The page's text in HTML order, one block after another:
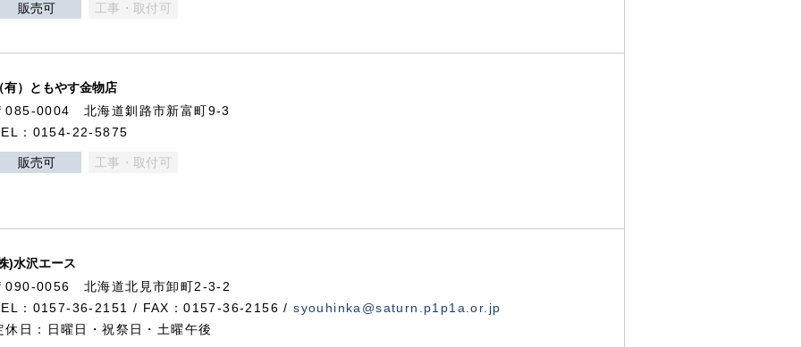
販売可 工事・取付可
有）ともやす金物店
085-0004 北海道釧路市新富町9-3
：0154-22-5875
販売可 工事・取付可
)水沢エース
090-0056 北海道北見市卸町2-3-2
：0157-36-2151 / FAX：0157-36-2156 /syouhinka@saturn.p1p1a.or.jp
休日：日曜日・祝祭日・土曜午後